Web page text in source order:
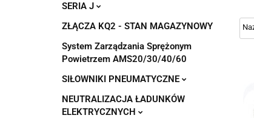
SERIA J
ZŁĄCZA KQ2 - STAN MAGAZYNOWY
System Zarządzania Sprężonym
Powietrzem AMS20/30/40/60
SIŁOWNIKI PNEUMATYCZNE
NEUTRALIZACJA ŁADUNKÓW
ELEKTRYCZNYCH